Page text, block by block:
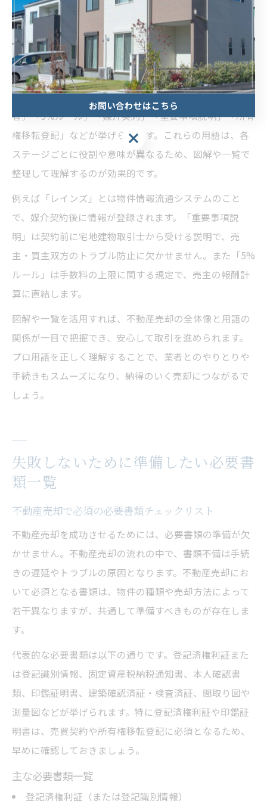
疑問点はその都度専門家に相談しましょう。
図解でわかる不動産売買のプロ用語一覧
不動産売買の現場では、業界特有の専門用語が多数登場
します。代表的なものとして「レインズ」「あんこ業
者」「5%ルール」「媒介契約」「重要事項説明」「所有
権移転登記」などが挙げられます。これらの用語は、各
ステージごとに役割や意味が異なるため、図解や一覧で
整理して理解するのが効果的です。
例えば「レインズ」とは物件情報流通システムのこと
で、媒介契約後に情報が登録されます。「重要事項説
明」は契約前に宅地建物取引士から受ける説明で、売
主・買主双方のトラブル防止に欠かせません。また「5%
ルール」は手数料の上限に関する規定で、売主の報酬計
算に直結します。
図解や一覧を活用すれば、不動産売却の全体像と用語の
関係が一目で把握でき、安心して取引を進められます。
プロ用語を正しく理解することで、業者とのやりとりや
手続きもスムーズになり、納得のいく売却につながるで
しょう。
失敗しないために準備したい必要書
類一覧
不動産売却で必須の必要書類チェックリスト
不動産売却を成功させるためには、必要書類の準備が欠
かせません。不動産売却の流れの中で、書類不備は手続
きの遅延やトラブルの原因となります。不動産売却にお
いて必須となる書類は、物件の種類や売却方法によって
若干異なりますが、共通して準備すべきものが存在しま
す。
代表的な必要書類は以下の通りです。登記済権利証また
は登記識別情報、固定資産税納税通知書、本人確認書
類、印鑑証明書、建築確認済証・検査済証、間取り図や
測量図などが挙げられます。特に登記済権利証や印鑑証
明書は、売買契約や所有権移転登記に必須となるため、
早めに確認しておきましょう。
主な必要書類一覧
登記済権利証（または登記識別情報）
お問い合わせはこちら